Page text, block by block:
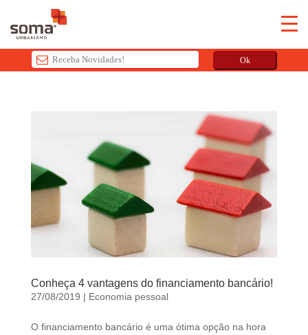
Ok
e
s
u
l
b
Conheça 4 vantagens do financiamento bancário!
27/08/2019 | Economia pessoal
O financiamento bancário é uma ótima opção na hora